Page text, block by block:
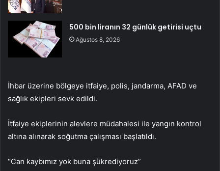
500 bin liranın 32 günlük getirisi uçtu
Ağustos 8, 2026
İhbar üzerine bölgeye itfaiye, polis, jandarma, AFAD ve
sağlık ekipleri sevk edildi.
İtfaiye ekiplerinin alevlere müdahalesi ile yangın kontrol
altına alınarak soğutma çalışması başlatıldı.
“Can kaybımız yok buna şükrediyoruz”